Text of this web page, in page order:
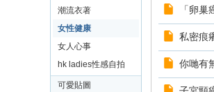
潮流衣著
女性健康
女人心事
hk ladies性感自拍
可愛貼圖
「卵
私密痕
你哋有